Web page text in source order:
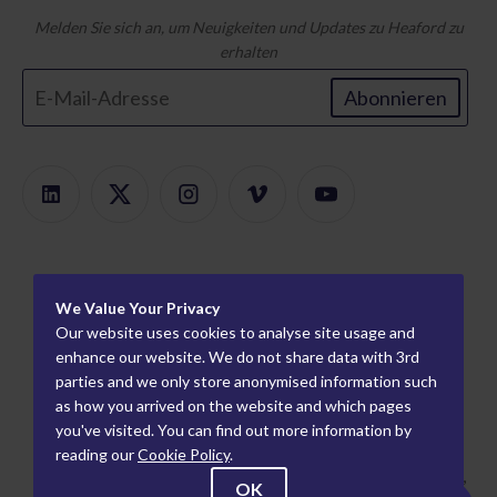
Melden Sie sich an, um Neuigkeiten und Updates zu Heaford zu
erhalten
Abonnieren
Produktfinder
Modulare Halterung
Plattenmontierer
Flexo-Proofing
Tiefdruck-Proofing
Karriere
Wie wir arbeiten
Wer wir sind
Veranstaltungen
Information
Weltweite Partner
Industriepartner
Datenschutzrichtlinie
9 Century Park, Pacific Rd, Altrincham, Cheshire, England,
OK
We Value Your Privacy
Our website uses cookies to analyse site usage and
enhance our website. We do not share data with 3rd
parties and we only store anonymised information such
as how you arrived on the website and which pages
you've visited. You can find out more information by
reading ourCookie Policy.